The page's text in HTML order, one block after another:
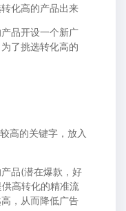
化高的产品出来
品开设一个新广
了挑选转化高的
的关键字，放入
品(潜在爆款，好
高转化的精准流
，从而降低广告